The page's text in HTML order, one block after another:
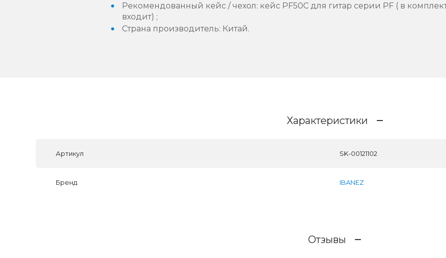
Рекомендованный кейс / чехол: кейс PF50C для гитар серии PF ( в
входит) ;
Страна производитель: Китай.
Характеристики
Артикул SK-00121102
Бренд IBANEZ
Отзывы